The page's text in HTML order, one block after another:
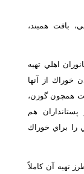
بافت همبند،
اهلي تهيه
خوراك از آنها
همچون گوزن،
هم
را براي خوراك
تهيه آن كاملاً